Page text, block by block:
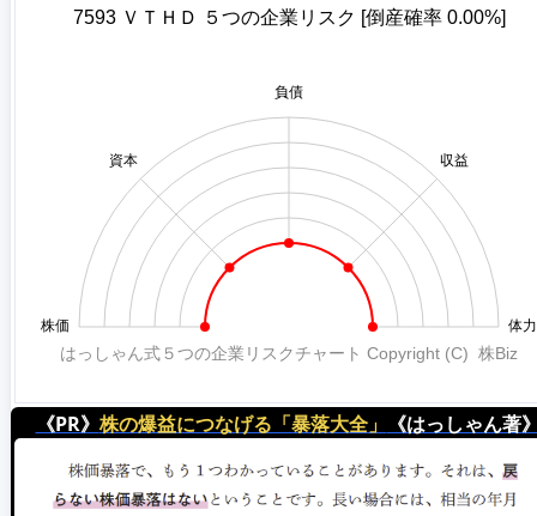
《PR》 株の爆益につなげる「暴落大全」 《はっしゃん著